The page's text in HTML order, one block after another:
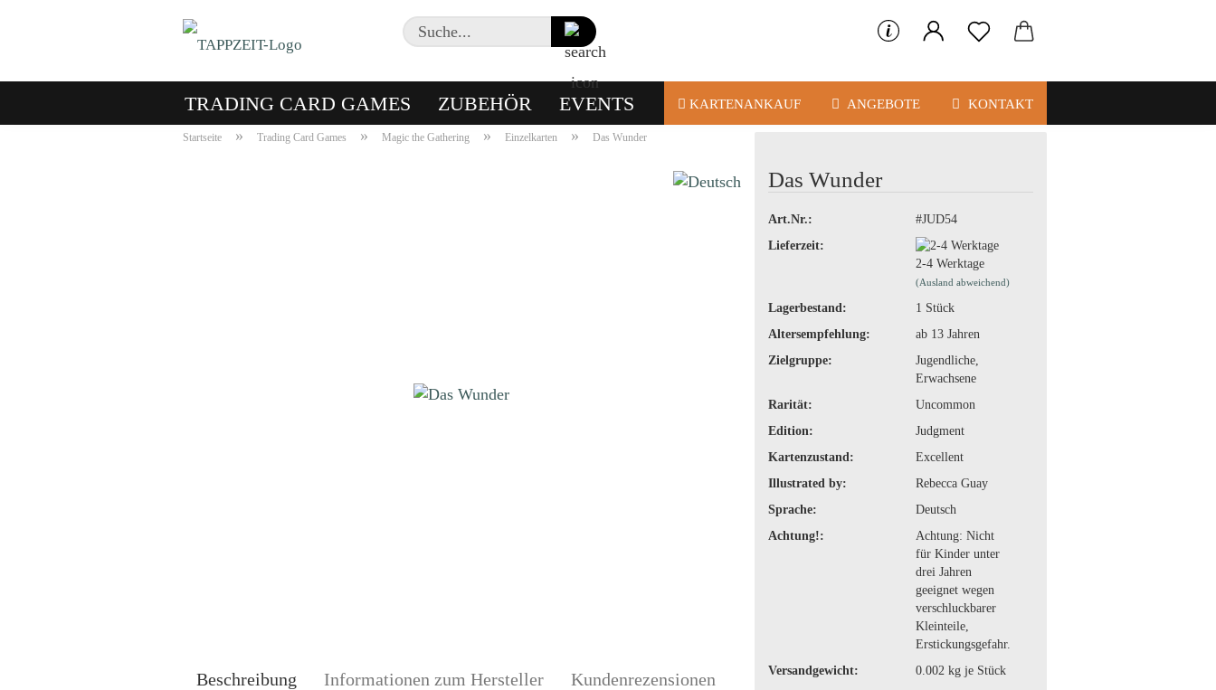
Suche...
TRADING CARD GAMES ZUBEHÖR EVENTS KARTENANKAUF ANGEBOTE KONTAKT
Startseite » Trading Card Games » Magic the Gathering » Einzelkarten » Das Wunder
Das Wunder
Art.Nr.:
#JUD54
Lieferzeit:
2-4 Werktage
(Ausland abweichend)
Lagerbestand: 1 Stück
Altersempfehlung:
ab 13 Jahren
Zielgruppe:
Jugendliche,
Erwachsene
Rarität:
Uncommon
Edition:
Judgment
Kartenzustand:
Excellent
Illustrated by:
Rebecca Guay
Sprache:
Deutsch
Achtung!:
Achtung: Nicht
für Kinder unter
drei Jahren
geeignet wegen
verschluckbarer
Kleinteile,
Erstickungsgefahr.
Versandgewicht:
0.002 kg je Stück
Beschreibung Informationen zum Hersteller Kundenrezensionen